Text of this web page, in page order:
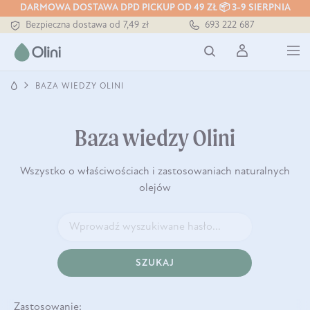
DARMOWA DOSTAWA DPD PICKUP OD 49 ZŁ 📦 3-9 SIERPNIA
Tłoczony zawsze na zimno
Bezpieczna dostawa od 7,49 zł
Tłoczony zawsze na zimno
693 222 687
BAZA WIEDZY OLINI
Baza wiedzy Olini
Wszystko o właściwościach i zastosowaniach naturalnych
olejów
SZUKAJ
Zastosowanie: